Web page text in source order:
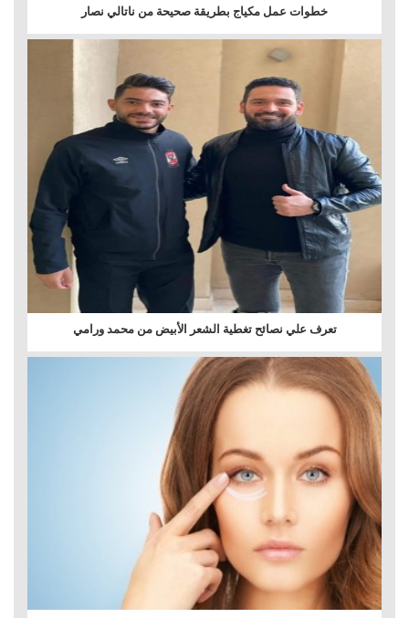
خطوات عمل مكياج بطريقة صحيحة من ناتالي نصار
تعرف علي نصائح تغطية الشعر الأبيض من محمد ورامي